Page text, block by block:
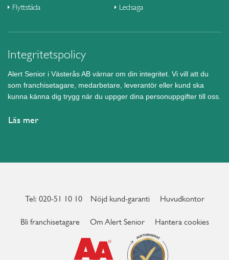
Flyttstäda
Ledsaga
Integritetspolicy
Alert Senior i Västerås AB värnar om din integritet. Vi vill att du
som franchisetagare, medarbetare, leverantör eller kund ska
kunna känna dig trygg när du uppger dina personuppgifter till oss.
Läs mer
Tel: 020-51 10 10 Nöjd kund-garanti Huvudkontor
Bli franchisetagare Om Alert Senior Hantera cookies